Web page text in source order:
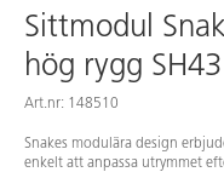
Sittmodul
hög rygg SH43
Art.nr: 148510
Snakes modulära design
enkelt att anpassa utrymmet